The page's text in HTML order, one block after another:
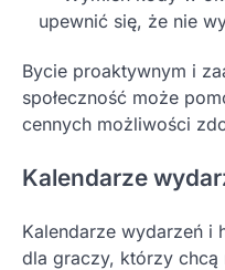
upewnić się, że nie
Bycie proaktywnym i
społeczność może
cennych możliwości
Kalendarze
Kalendarze wydarzeń i
dla graczy, którzy